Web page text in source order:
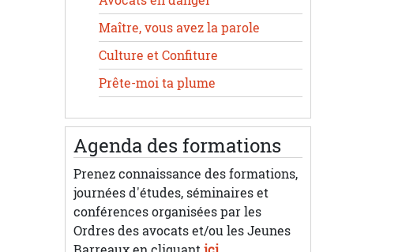
Maître, vous avez la parole
Culture et Confiture
Prête-moi ta plume
Agenda des formations
Prenez connaissance des formations,
journées d'études, séminaires et
conférences organisées par les
Ordres des avocats et/ou les Jeunes